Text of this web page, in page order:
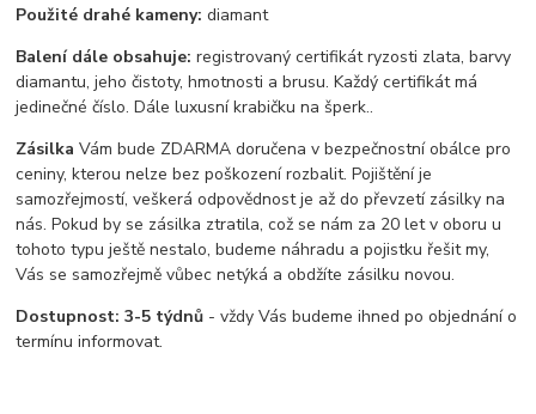
Použité drahé kameny: diamant
Balení dále obsahuje: registrovaný certifikát ryzosti zlata, barvy
diamantu, jeho čistoty, hmotnosti a brusu. Každý certifikát má
jedinečné číslo. Dále luxusní krabičku na šperk..
Zásilka Vám bude ZDARMA doručena v bezpečnostní obálce pro
ceniny, kterou nelze bez poškození rozbalit. Pojištění je
samozřejmostí, veškerá odpovědnost je až do převzetí zásilky na
nás. Pokud by se zásilka ztratila, což se nám za 20 let v oboru u
tohoto typu ještě nestalo, budeme náhradu a pojistku řešit my,
Vás se samozřejmě vůbec netýká a obdžíte zásilku novou.
Dostupnost:3-5 týdnů - vždy Vás budeme ihned po objednání o
termínu informovat.